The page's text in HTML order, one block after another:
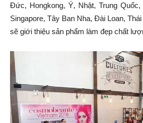
Đức, Hongkong, Ý, Nhật, Trung
Singapore, Tây Ban Nha, Đài Loan,
sẽ giới thiệu sản phẩm làm đẹp chất